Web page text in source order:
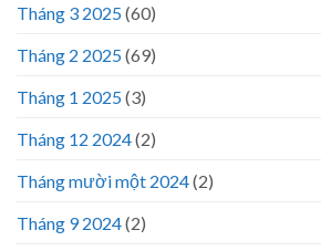
Tháng 3 2025(60)
Tháng 2 2025(69)
Tháng 1 2025(3)
Tháng 12 2024(2)
Tháng mười một 2024(2)
Tháng 9 2024(2)